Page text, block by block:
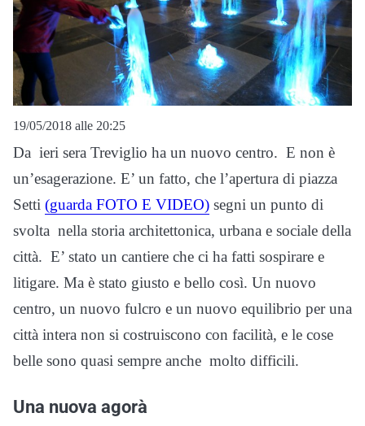
19/05/2018 alle 20:25
Da ieri sera Treviglio ha un nuovo centro. E non è
un’esagerazione. E’ un fatto, che l’apertura di piazza
Setti (guarda FOTO E VIDEO) segni un punto di
svolta nella storia architettonica, urbana e sociale della
città. E’ stato un cantiere che ci ha fatti sospirare e
litigare. Ma è stato giusto e bello così. Un nuovo
centro, un nuovo fulcro e un nuovo equilibrio per una
città intera non si costruiscono con facilità, e le cose
belle sono quasi sempre anche molto difficili.
Una nuova agorà